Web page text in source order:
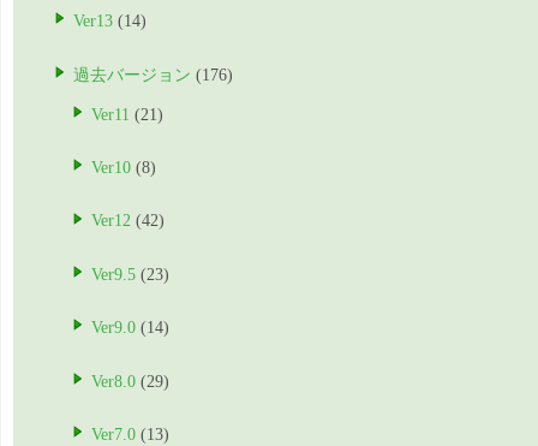
Ver13 (14)
過去バージョン (176)
Ver11 (21)
Ver10 (8)
Ver12 (42)
Ver9.5 (23)
Ver9.0 (14)
Ver8.0 (29)
Ver7.0 (13)